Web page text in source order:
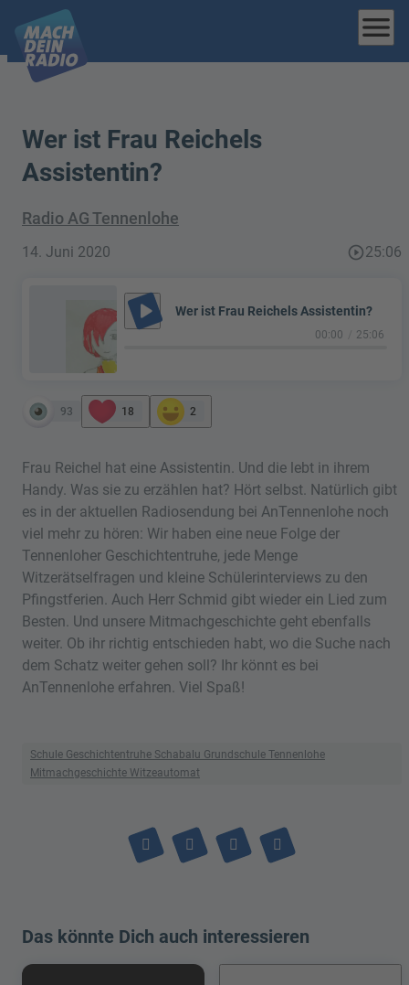
menu
Wer ist Frau Reichels
Assistentin?
Radio AG Tennenlohe
14. Juni 2020 play_circle_outline25:06
play_arrow Wer ist Frau Reichels Assistentin?
00:00 25:06
93 18 2
Frau Reichel hat eine Assistentin. Und die lebt in ihrem
Handy. Was sie zu erzählen hat? Hört selbst. Natürlich gibt
es in der aktuellen Radiosendung bei AnTennenlohe noch
viel mehr zu hören: Wir haben eine neue Folge der
Tennenloher Geschichtentruhe, jede Menge
Witzerätselfragen und kleine Schülerinterviews zu den
Pfingstferien. Auch Herr Schmid gibt wieder ein Lied zum
Besten. Und unsere Mitmachgeschichte geht ebenfalls
weiter. Ob ihr richtig entschieden habt, wo die Suche nach
dem Schatz weiter gehen soll? Ihr könnt es bei
AnTennenlohe erfahren. Viel Spaß!
Schule Geschichtentruhe Schabalu Grundschule Tennenlohe
Mitmachgeschichte Witzeautomat
Das könnte Dich auch interessieren